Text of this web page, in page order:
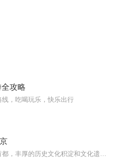
攻略
，吃喝玩乐，快乐出行